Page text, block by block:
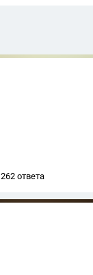
262 ответа